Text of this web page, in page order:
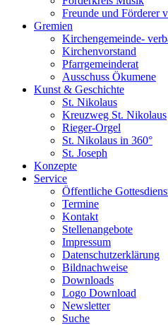
Freunde und Förderer
Gremien
Kirchengemeinde-
Kirchenvorstand
Pfarrgemeinderat
Ausschuss Ökumene
Kunst & Geschichte
St. Nikolaus
Kreuzweg St. Nikolaus
Rieger-Orgel
St. Nikolaus in 360°
St. Joseph
Konzepte
Service
Öffentliche
Termine
Kontakt
Stellenangebote
Impressum
Datenschutzerklärung
Bildnachweise
Downloads
Logo Download
Newsletter
Suche